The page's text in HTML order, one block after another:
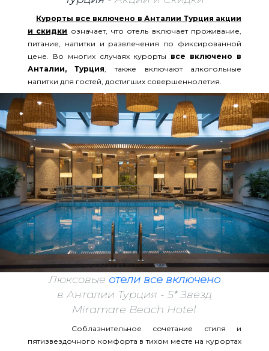
Курорты все включено в Анталии Турция акции
и скидки означает, что отель включает проживание,
питание, напитки и развлечения по фиксированной
цене. Во многих случаях курорты все включено в
Анталии, Турция, также включают алкогольные
напитки для гостей, достигших совершеннолетия.
Люксовые отели все включено
в Анталии Турция - 5* Звезд
Miramare Beach Hotel
Соблазнительное сочетание стиля и
пятизвездочного комфорта в тихом месте на курортах